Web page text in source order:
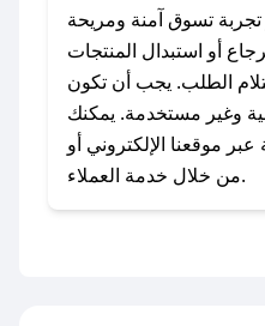
### كيف تحصل على كوبونات خصم حصرية من
دالين؟
حصرية، قم بما
يلي:
- اضغط على أيقونة متابعة لمتجر دالين في تطبيق
صحصح.
تسوق آمنة ومريحة
أو استبدال المنتجات
من استلام الطلب. يجب أن تكون
وغير مستخدمة. يمكنك
موقعنا الإلكتروني أو
من خلال خدمة العملاء.